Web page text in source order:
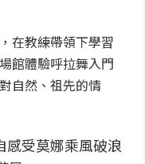
在教練帶領下學習
館體驗呼拉舞入門
自然、祖先的情